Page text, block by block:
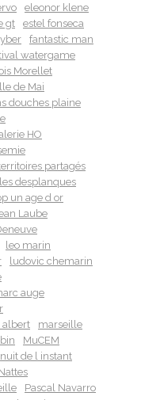
eleonor klene
gt
estel fonseca
fantastic man
watergame
Morellet
de Mai
douches plaine
HO
partagés
desplanques
un age d or
Laube
leo marin
ludovic chemarin
auge
albert
marseille
MuCEM
nuit de l instant
Pascal Navarro